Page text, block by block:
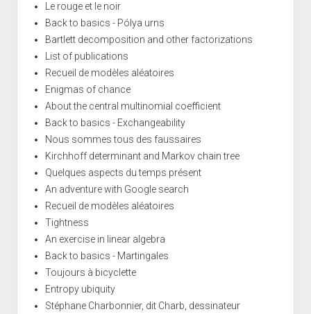
Le rouge et le noir
Back to basics - Pólya urns
Bartlett decomposition and other factorizations
List of publications
Recueil de modèles aléatoires
Enigmas of chance
About the central multinomial coefficient
Back to basics - Exchangeability
Nous sommes tous des faussaires
Kirchhoff determinant and Markov chain tree
Quelques aspects du temps présent
An adventure with Google search
Recueil de modèles aléatoires
Tightness
An exercise in linear algebra
Back to basics - Martingales
Toujours à bicyclette
Entropy ubiquity
Stéphane Charbonnier, dit Charb, dessinateur